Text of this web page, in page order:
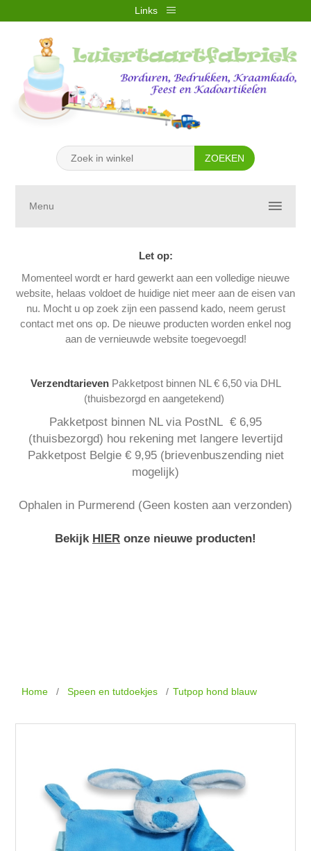
Links
REGISTREREN
WINKELWAGEN (0)
Menu
Let op:
Momenteel wordt er hard gewerkt aan een volledige nieuwe
website, helaas voldoet de huidige niet meer aan de eisen van
nu. Mocht u op zoek zijn een passend kado, neem gerust
contact met ons op. De nieuwe producten worden enkel nog
aan de vernieuwde website toegevoegd!
Verzendtarieven Pakketpost binnen NL € 6,50 via DHL
(thuisbezorgd en aangetekend)
Pakketpost binnen NL via PostNL € 6,95
(thuisbezorgd) hou rekening met langere levertijd
Pakketpost Belgie € 9,95 (brievenbuszending niet
mogelijk)
Ophalen in Purmerend (Geen kosten aan verzonden)
Bekijk HIER onze nieuwe producten!
Home / Speen en tutdoekjes / Tutpop hond blauw